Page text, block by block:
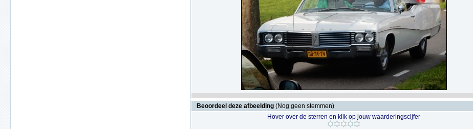
Beoordeel deze afbeelding (Nog geen stemmen)
Hover over de sterren en klik op jouw waarderingscijfer